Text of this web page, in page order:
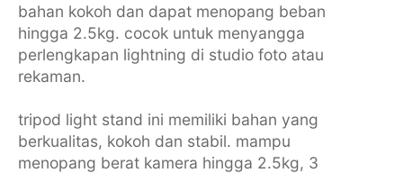
bahan kokoh dan dapat menopang beban
hingga 2.5kg. cocok untuk menyangga
perlengkapan lightning di studio foto atau
rekaman.
tripod light stand ini memiliki bahan yang
berkualitas, kokoh dan stabil. mampu
menopang berat kamera hingga 2.5kg, 3